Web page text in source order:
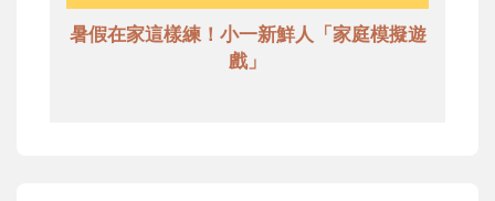
暑假在家這樣練！小一新鮮人「家庭模擬遊
戲」